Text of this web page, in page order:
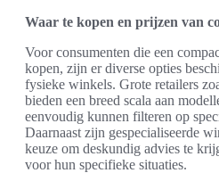
Waar te kopen en prijzen van
Voor consumenten die een
kopen, zijn er diverse opties
fysieke winkels. Grote retailers
bieden een breed scala aan
eenvoudig kunnen filteren op
Daarnaast zijn gespecialiseerde
keuze om deskundig advies te
voor hun specifieke situaties.